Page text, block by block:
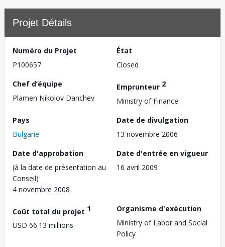
Projet Détails
Numéro du Projet
P100657
État
Closed
Chef d’équipe
Plamen Nikolov Danchev
Emprunteur 2
Ministry of Finance
Pays
Bulgarie
Date de divulgation
13 novembre 2006
Date d'approbation
(à la date de présentation au
Conseil)
4 novembre 2008
Date d'entrée en vigueur
16 avril 2009
Coût total du projet 1
USD 66.13 millions
Organisme d'exécution
Ministry of Labor and Social
Policy